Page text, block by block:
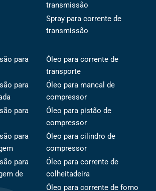
transmissão
Spray para corrente de
transmissão
para
para
para
para
para
de
Óleo para corrente de
transporte
Óleo para mancal de
compressor
Óleo para pistão de
compressor
Óleo para cilindro de
compressor
Óleo para corrente de
colheitadeira
Óleo para corrente de forno